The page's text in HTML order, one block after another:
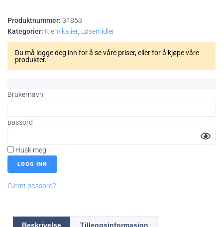
Produktnummer: 34863
Kategorier: Kjemikalier, Løsemidler
Du må logge deg inn for å se våre priser, eller for å kjøpe våre
produkter.
Brukernavn
passord
Husk meg
Glemt passord?
Beskrivelse Tilleggsinformasjon